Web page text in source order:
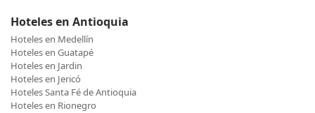
Hoteles en Antioquia
Hoteles en Medellín
Hoteles en Guatapé
Hoteles en Jardin
Hoteles en Jericó
Hoteles Santa Fé de Antioquia
Hoteles en Rionegro